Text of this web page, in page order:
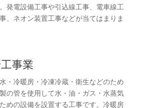
発電設備工事や引込線工事、電車線工
、ネオン装置工事などが当てはまりま
事業
・冷暖房・冷凍冷蔵・衛生などのため
の管を使用して水・油・ガス・水蒸気
めの設備を設置する工事です。冷暖房